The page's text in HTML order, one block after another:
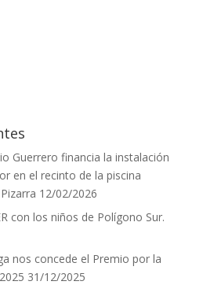
Guerrero financia la instalación
en el recinto de la piscina
12/02/2026
con los niños de Polígono Sur.
nos concede el Premio por la
31/12/2025